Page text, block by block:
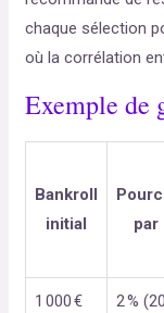
chaque sélection
où la corrélation
Exemple de
Bankroll
initial
par
1 000 € 2 %